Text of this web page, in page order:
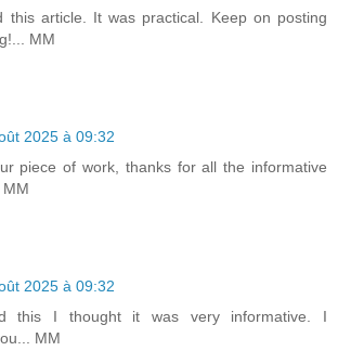
this article. It was practical. Keep on posting
MM
2025 à 09:32
piece of work, thanks for all the informative
2025 à 09:32
this I thought it was very informative. I
MM